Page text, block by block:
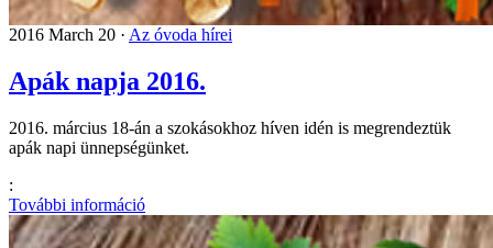
2016 March 20 · Az óvoda hírei
Apák napja 2016.
2016. március 18-án a szokásokhoz híven idén is megrendeztük
apák napi ünnepségünket.
:
További információ